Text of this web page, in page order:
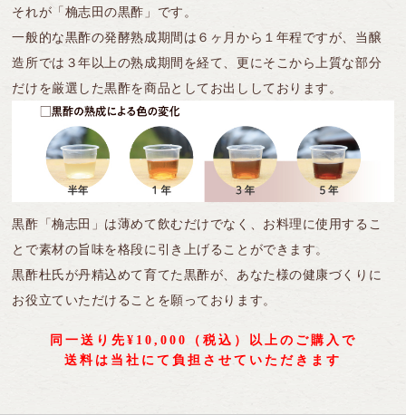
商品注文やお問い合わせはこちら
0120-028-962
平日AM9:00〜PM5:30（日・祝休）
発信する
WEBからのお問い合わせはこちら
初めて購入される方はこちら
トップページ カートを見る
それが「桷志田の黒酢」です。
一般的な黒酢の発酵熟成期間は６ヶ月から１年程ですが、当醸
造所では３年以上の熟成期間を経て、更にそこから上質な部分
だけを厳選した黒酢を商品としてお出ししております。
黒酢「桷志田」は薄めて飲むだけでなく、お料理に使用するこ
とで素材の旨味を格段に引き上げることができます。
黒酢杜氏が丹精込めて育てた黒酢が、あなた様の健康づくりに
お役立ていただけることを願っております。
同一送り先¥10,000（税込）以上のご購入で
送料は当社にて負担させていただきます